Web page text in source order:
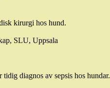
kirurgi hos hund.
SLU, Uppsala
diagnos av sepsis hos hundar.